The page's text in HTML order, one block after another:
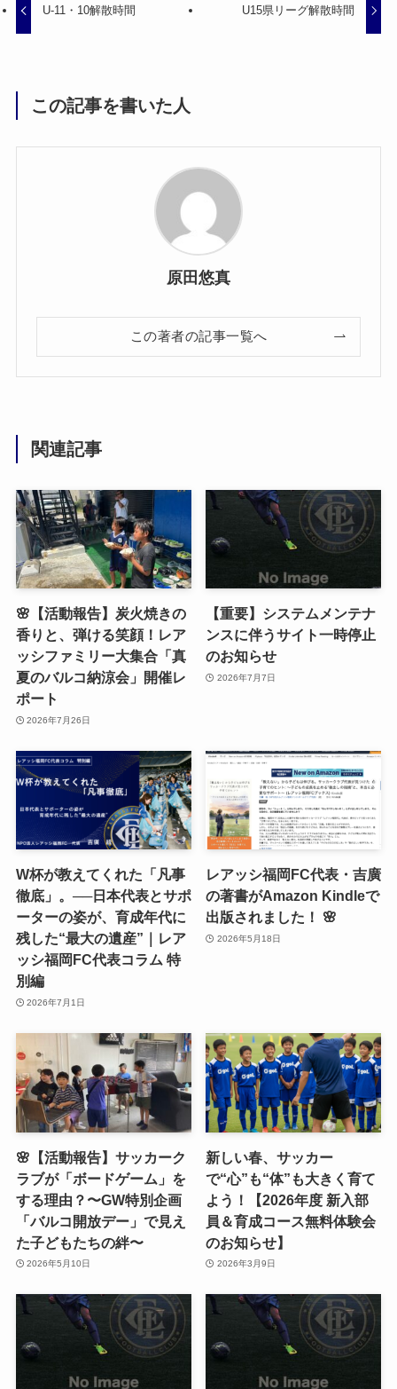
U-11・10解散時間 U15県リーグ解散時間
この記事を書いた人
原田悠真
この著者の記事一覧へ
関連記事
🌸【活動報告】炭火焼きの
香りと、弾ける笑顔！レア
ッシファミリー大集合「真
夏のバルコ納涼会」開催レ
ポート
2026年7月26日
【重要】システムメンテナ
ンスに伴うサイト一時停止
のお知らせ
2026年7月7日
W杯が教えてくれた「凡事
徹底」。──日本代表とサポ
ーターの姿が、育成年代に
残した“最大の遺産”｜レア
ッシ福岡FC代表コラム 特
別編
2026年7月1日
レアッシ福岡FC代表・吉廣
の著書がAmazon Kindleで
出版されました！ 🌸
2026年5月18日
🌸【活動報告】サッカーク
ラブが「ボードゲーム」を
する理由？〜GW特別企画
「バルコ開放デー」で見え
た子どもたちの絆〜
2026年5月10日
新しい春、サッカー
で“心”も“体”も大きく育て
よう！【2026年度 新入部
員＆育成コース無料体験会
のお知らせ】
2026年3月9日